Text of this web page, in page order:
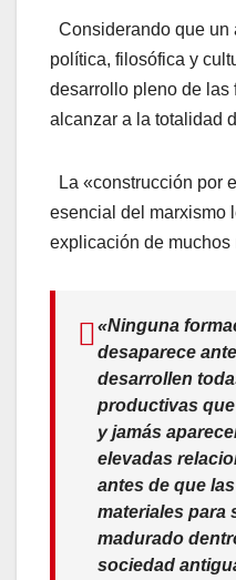
Considerando que un
política, filosófica y
desarrollo pleno de las
alcanzar a la totalidad
La «construcción por
esencial del marxismo
explicación de muchos
«Ninguna
desaparece
desarrollen
productivas
y jamás
elevadas
antes de que
materiales para
madurado
sociedad